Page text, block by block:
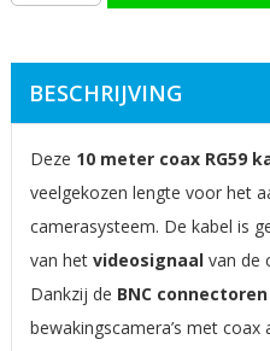
BESCHRIJVING
Deze 10 meter coax RG59
veelgekozen lengte voor het
camerasysteem. De kabel is
van het videosignaalvan de
Dankzij de BNC
bewakingscamera’s met coax